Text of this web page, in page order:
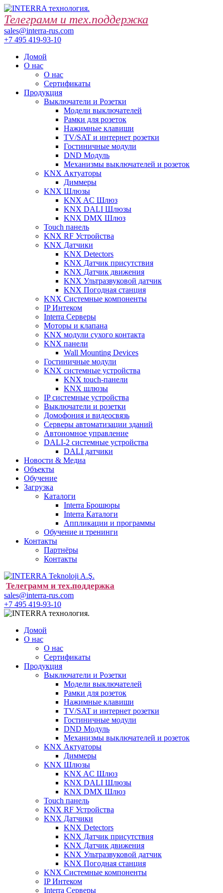
Телеграмм и тех.поддержка
sales@interra-rus.com
+7 495 419-93-10
Домой
О нас
О нас
Сертификаты
Продукция
Выключатели и Розетки
Модели выключателей
Рамки для розеток
Нажимные клавиши
TV/SAT и интернет розетки
Гостиничные модули
DND Модуль
Механизмы выключателей и розеток
KNX Актуаторы
Диммеры
KNX Шлюзы
KNX AC Шлюз
KNX DALI Шлюзы
KNX DMX Шлюз
Touch панель
KNX RF Устройства
KNX Датчики
KNX Detectors
KNX Датчик присутствия
KNX Датчик движения
KNX Ультразвуковой датчик
KNX Погодная станция
KNX Системные компоненты
IP Интеком
Interra Серверы
Моторы и клапана
KNX модули сухого контакта
KNX панели
Wall Mounting Devices
Гостиничные модули
KNX системные устройства
KNX touch-панели
KNX шлюзы
IP системные устройства
Выключатели и розетки
Домофония и видеосвязь
Серверы автоматизации зданий
Автономное управление
DALI-2 системные устройства
DALI датчики
Новости & Медиа
Объекты
Обучение
Загрузка
Каталоги
Interra Брошюры
Interra Каталоги
Аппликации и программы
Обучение и тренинги
Контакты
Партнёры
Контакты
Телеграмм и тех.поддержка
sales@interra-rus.com
+7 495 419-93-10
Домой
О нас
О нас
Сертификаты
Продукция
Выключатели и Розетки
Модели выключателей
Рамки для розеток
Нажимные клавиши
TV/SAT и интернет розетки
Гостиничные модули
DND Модуль
Механизмы выключателей и розеток
KNX Актуаторы
Диммеры
KNX Шлюзы
KNX AC Шлюз
KNX DALI Шлюзы
KNX DMX Шлюз
Touch панель
KNX RF Устройства
KNX Датчики
KNX Detectors
KNX Датчик присутствия
KNX Датчик движения
KNX Ультразвуковой датчик
KNX Погодная станция
KNX Системные компоненты
IP Интеком
Interra Серверы